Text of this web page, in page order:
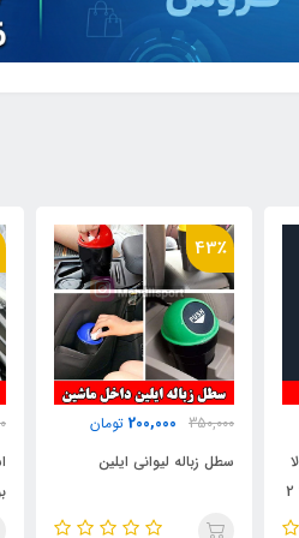
12٪
850,000
750,000 تومان
اسپری آبگریزکننده و سرامیک
مدل Humber Ceramic